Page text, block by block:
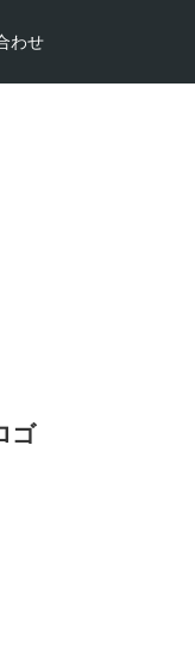
わせ
ゴ